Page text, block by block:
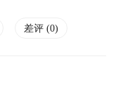
差评 (0)